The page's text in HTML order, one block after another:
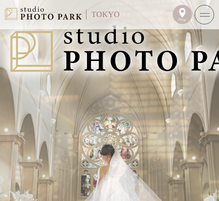
TOKYO